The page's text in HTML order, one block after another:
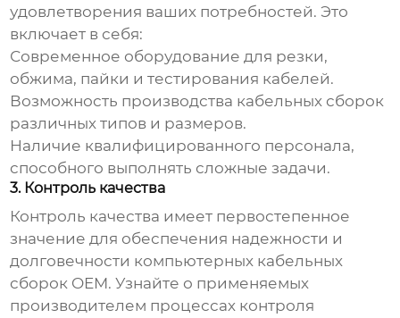
удовлетворения ваших потребностей. Это
включает в себя:
Современное оборудование для резки,
обжима, пайки и тестирования кабелей.
Возможность производства кабельных сборок
различных типов и размеров.
Наличие квалифицированного персонала,
способного выполнять сложные задачи.
3. Контроль качества
Контроль качества имеет первостепенное
значение для обеспечения надежности и
долговечности компьютерных кабельных
сборок OEM. Узнайте о применяемых
производителем процессах контроля